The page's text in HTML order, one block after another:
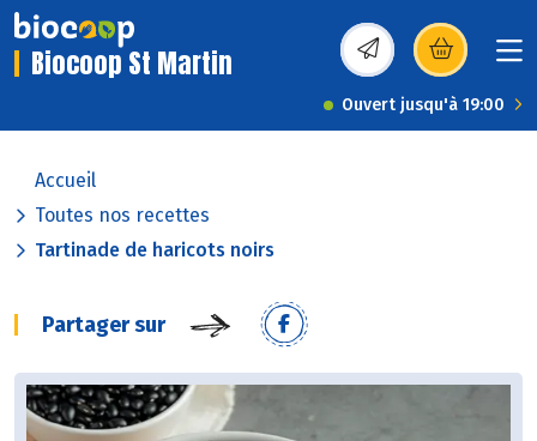
Biocoop St Martin (s’ouvre dans une
Ouvert jusqu'à 19:00
Accueil
Toutes nos recettes
Tartinade de haricots noirs
Partager sur